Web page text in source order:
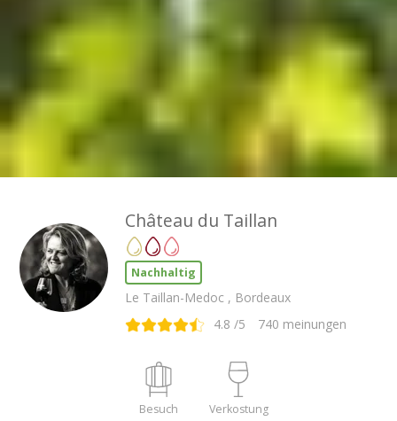
Château du Taillan
Nachhaltig
Le Taillan-Medoc , Bordeaux
4.8 /5 740 meinungen
Besuch Verkostung